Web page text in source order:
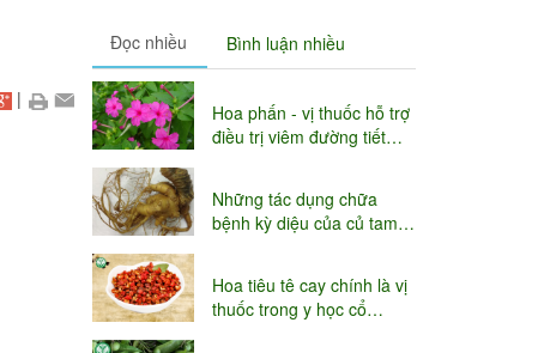
|
Đọc nhiều Bình luận nhiều
Hoa phấn - vị thuốc hỗ trợ
điều trị viêm đường tiết
Những tác dụng chữa
bệnh kỳ diệu của củ tam
Hoa tiêu tê cay chính là vị
thuốc trong y học cổ